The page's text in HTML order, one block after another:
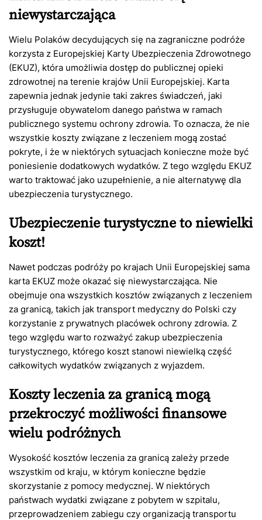
niewystarczająca
Wielu Polaków decydujących się na zagraniczne podróże
korzysta z Europejskiej Karty Ubezpieczenia Zdrowotnego
(EKUZ), która umożliwia dostęp do publicznej opieki
zdrowotnej na terenie krajów Unii Europejskiej. Karta
zapewnia jednak jedynie taki zakres świadczeń, jaki
przysługuje obywatelom danego państwa w ramach
publicznego systemu ochrony zdrowia. To oznacza, że nie
wszystkie koszty związane z leczeniem mogą zostać
pokryte, i że w niektórych sytuacjach konieczne może być
poniesienie dodatkowych wydatków. Z tego względu EKUZ
warto traktować jako uzupełnienie, a nie alternatywę dla
ubezpieczenia turystycznego.
Ubezpieczenie turystyczne to niewielki
koszt!
Nawet podczas podróży po krajach Unii Europejskiej sama
karta EKUZ może okazać się niewystarczająca. Nie
obejmuje ona wszystkich kosztów związanych z leczeniem
za granicą, takich jak transport medyczny do Polski czy
korzystanie z prywatnych placówek ochrony zdrowia. Z
tego względu warto rozważyć zakup ubezpieczenia
turystycznego, którego koszt stanowi niewielką część
całkowitych wydatków związanych z wyjazdem.
Koszty leczenia za granicąmogą
przekroczyć możliwości finansowe
wielu podróżnych
Wysokość kosztów leczenia za granicą zależy przede
wszystkim od kraju, w którym konieczne będzie
skorzystanie z pomocy medycznej. W niektórych
państwach wydatki związane z pobytem w szpitalu,
przeprowadzeniem zabiegu czy organizacją transportu